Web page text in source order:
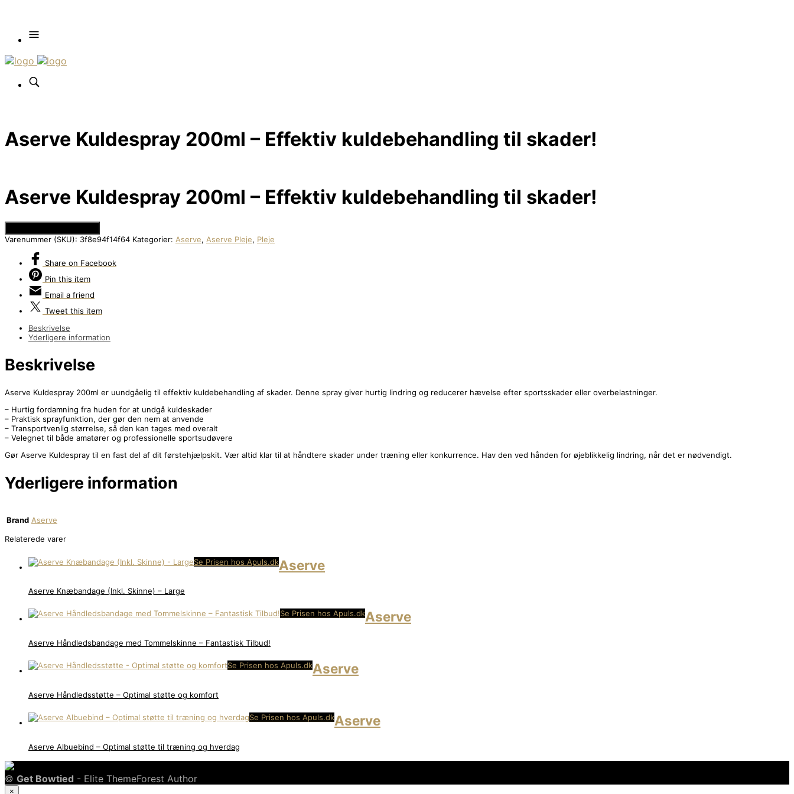
Aserve Kuldespray 200ml – Effektiv kuldebehandling til skader!
Aserve Kuldespray 200ml – Effektiv kuldebehandling til skader!
Varenummer (SKU): 3f8e94f14f64 Kategorier: Aserve, Aserve Pleje, Pleje
Share on Facebook
Pin this item
Email a friend
Tweet this item
Beskrivelse
Yderligere information
Beskrivelse
Aserve Kuldespray 200ml er uundgåelig til effektiv kuldebehandling af skader. Denne spray giver hurtig lindring og reducerer hævelse efter sportsskader eller overbelastninger.
– Hurtig fordamning fra huden for at undgå kuldeskader
– Praktisk sprayfunktion, der gør den nem at anvende
– Transportvenlig størrelse, så den kan tages med overalt
– Velegnet til både amatører og professionelle sportsudøvere
Gør Aserve Kuldespray til en fast del af dit førstehjælpskit. Vær altid klar til at håndtere skader under træning eller konkurrence. Hav den ved hånden for øjeblikkelig lindring, når det er nødvendigt.
Yderligere information
Brand Aserve
Relaterede varer
Se Prisen hos Apuls.dkAserve
Aserve Knæbandage (Inkl. Skinne) – Large
Se Prisen hos Apuls.dkAserve
Aserve Håndledsbandage med Tommelskinne – Fantastisk Tilbud!
Se Prisen hos Apuls.dkAserve
Aserve Håndledsstøtte – Optimal støtte og komfort
Se Prisen hos Apuls.dkAserve
Aserve Albuebind – Optimal støtte til træning og hverdag
© Get Bowtied - Elite ThemeForest Author
×